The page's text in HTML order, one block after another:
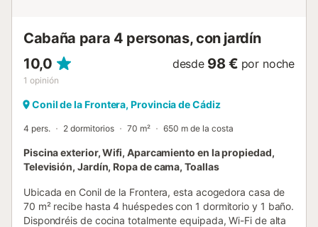
Cabaña para 4 personas, con jardín
10,0
1 opinión
desde 98 € por noche
Conil de la Frontera, Provincia de Cádiz
4 pers. 2 dormitorios 70 m² 650 m de la costa
Piscina exterior, Wifi, Aparcamiento en la propiedad,
Televisión, Jardín, Ropa de cama, Toallas
Ubicada en Conil de la Frontera, esta acogedora casa de
70 m² recibe hasta 4 huéspedes con 1 dormitorio y 1 baño.
Dispondréis de cocina totalmente equipada, Wi-Fi de alta